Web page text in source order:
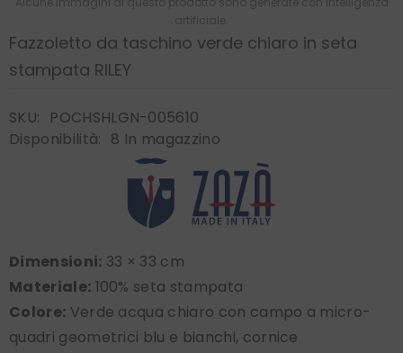
artificiale.
Fazzoletto da taschino verde chiaro in seta
stampata RILEY
SKU:
POCHSHLGN-005610
Disponibilità: 8 In magazzino
Dimensioni: 33 × 33 cm
Materiale: 100% seta stampata
Colore: Verde acqua chiaro con campo a micro-
quadri geometrici blu e bianchi, cornice